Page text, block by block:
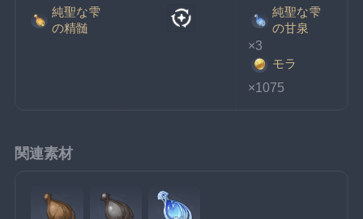
純聖な雫
の精髄
純聖な雫
の甘泉
×3
モラ
×1075
関連素材